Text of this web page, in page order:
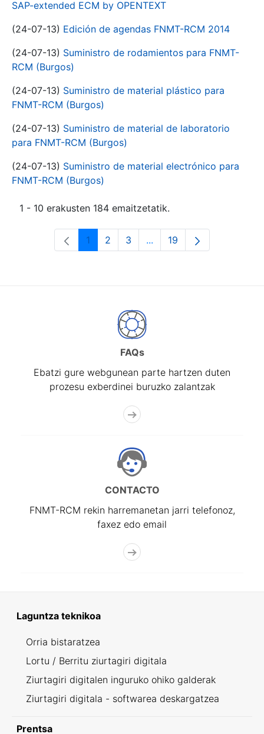
SAP-extended ECM by OPENTEXT
(24-07-13) Edición de agendas FNMT-RCM 2014
(24-07-13) Suministro de rodamientos para FNMT-
RCM (Burgos)
(24-07-13) Suministro de material plástico para
FNMT-RCM (Burgos)
(24-07-13) Suministro de material de laboratorio
para FNMT-RCM (Burgos)
(24-07-13) Suministro de material electrónico para
FNMT-RCM (Burgos)
1 - 10 erakusten 184 emaitzetatik.
Orrialdea
1 Orrialdea
2 Orrialdea
3 ...Intermediate Pages Use
Orrialdea
19
FAQs
Ebatzi gure webgunean parte hartzen duten
prozesu exberdinei buruzko zalantzak
CONTACTO
FNMT-RCM rekin harremanetan jarri telefonoz,
faxez edo email
Laguntza teknikoa
Orria bistaratzea
Lortu / Berritu ziurtagiri digitala
Ziurtagiri digitalen inguruko ohiko galderak
Ziurtagiri digitala - softwarea deskargatzea
Prentsa